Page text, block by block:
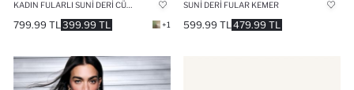
399.99 TL
799.99 TL +1
SUNI DERI FULAR KEMER
479.99 TL
599.99 TL